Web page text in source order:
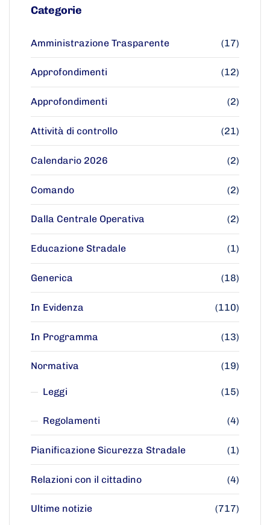
Categorie
Amministrazione Trasparente (17)
Approfondimenti (12)
Approfondimenti (2)
Attività di controllo (21)
Calendario 2026 (2)
Comando (2)
Dalla Centrale Operativa (2)
Educazione Stradale (1)
Generica (18)
In Evidenza (110)
In Programma (13)
Normativa (19)
Leggi (15)
Regolamenti (4)
Pianificazione Sicurezza Stradale (1)
Relazioni con il cittadino (4)
Ultime notizie (717)